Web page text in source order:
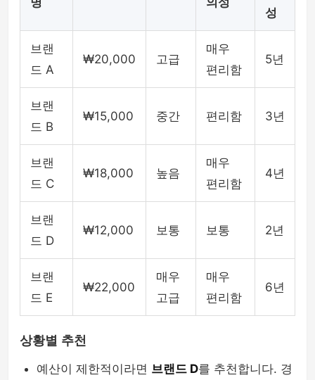
성
브랜
드 A
₩20,000 고급
매우
편리함
5년
브랜
드 B
₩15,000 중간 편리함 3년
브랜
드 C
₩18,000 높음
매우
편리함
4년
브랜
드 D
₩12,000 보통 보통 2년
브랜
드 E
₩22,000
매우
고급
매우
편리함
6년
상황별 추천
예산이 제한적이라면 브랜드 D를 추천합니다. 경